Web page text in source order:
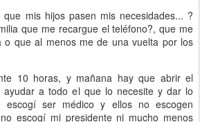
mis hijos pasen mis necesidades... ?
que me recargue el teléfono?, que me
o que al menos me de una vuelta por los
10 horas, y mañana hay que abrir el
ayudar a todo el que lo necesite y dar lo
ser médico y ellos no escogen
escogí mi presidente ni mucho menos